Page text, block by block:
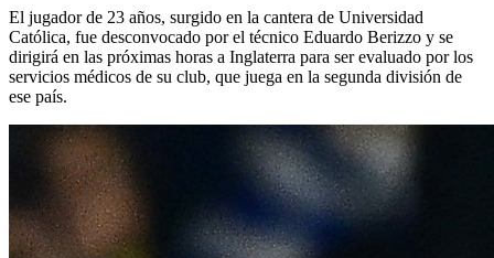
El jugador de 23 años, surgido en la cantera de Universidad
Católica, fue desconvocado por el técnico Eduardo Berizzo y se
dirigirá en las próximas horas a Inglaterra para ser evaluado por los
servicios médicos de su club, que juega en la segunda división de
ese país.